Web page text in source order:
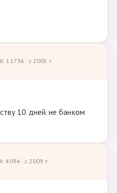
11736 · с 2005 г.
10 дней. не банком
4094 · с 2009 г.